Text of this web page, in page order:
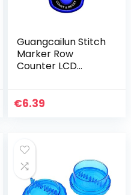
Guangcailun Stitch
Marker Row
Counter LCD
Tally Counter
€6.39